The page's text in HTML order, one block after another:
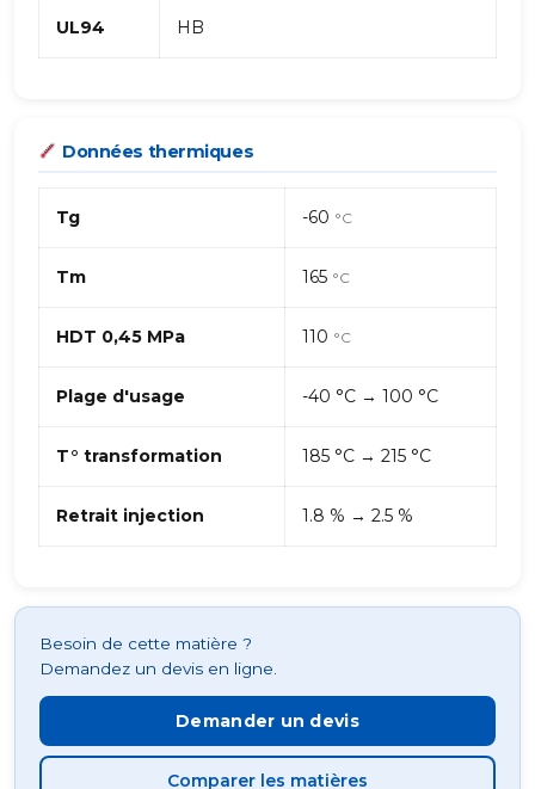
UL94 HB
Données thermiques
Tg -60 °C
Tm 165 °C
HDT 0,45 MPa 110 °C
Plage d'usage -40 °C → 100 °C
T° transformation 185 °C → 215 °C
Retrait injection 1.8 % → 2.5 %
Besoin de cette matière ?
Demandez un devis en ligne.
Demander un devis
Comparer les matières